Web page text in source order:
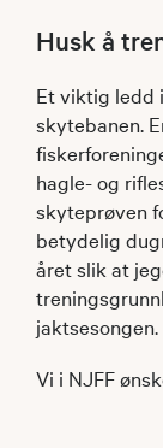
Husk å
Et viktig ledd
skytebanen.
hagle- og
skyteprøven
betydelig
året slik at
jaktsesongen.
Vi i NJFF